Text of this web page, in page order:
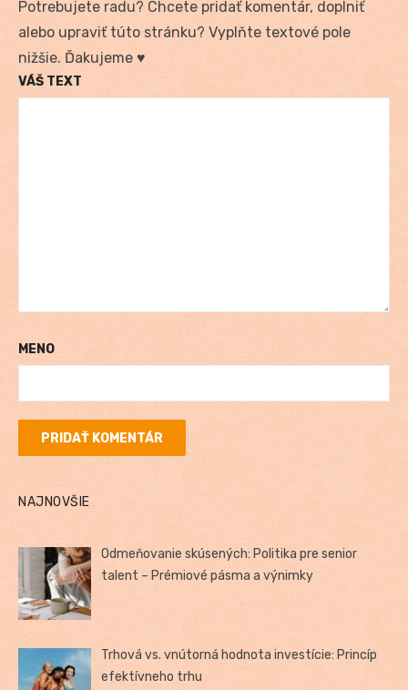
Potrebujete radu? Chcete pridať komentár, doplniť
alebo upraviť túto stránku? Vyplňte textové pole
nižšie. Ďakujeme ♥
VÁŠ TEXT
MENO
NAJNOVŠIE
Odmeňovanie skúsených: Politika pre senior
talent – Prémiové pásma a výnimky
Trhová vs. vnútorná hodnota investície: Princíp
efektívneho trhu